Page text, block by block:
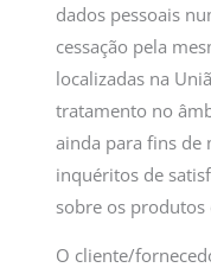
dados pessoais
cessação pela
localizadas na
tratamento no
ainda para fins de
inquéritos de
sobre os produtos
O cliente/